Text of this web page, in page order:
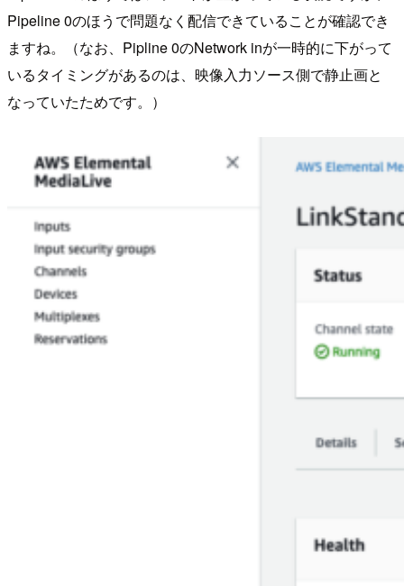
Pipeline 0のほうで問題なく配信できていることが確認でき
ますね。（なお、Pipline 0のNetwork inが一時的に下がって
いるタイミングがあるのは、映像入力ソース側で静止画と
なっていたためです。）